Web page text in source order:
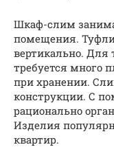
Шкаф-слим
помещения. Туфли
вертикально. Для
требуется много
при хранении.
конструкции. С
рационально
Изделия
квартир.